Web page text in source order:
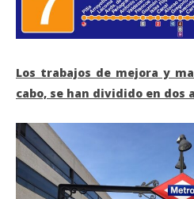
Desde hoy ya Funciona el
del Henares, de la Línea 7B
25, 2021
Admin
Los trabajos de mejora y
cabo, se han dividido en dos